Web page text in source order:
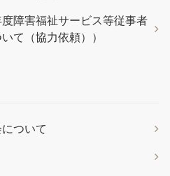
障害福祉サービス等従事者
て（協力依頼））
ついて